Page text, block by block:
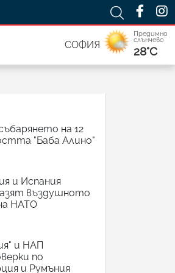
СОФИЯ
Предимно
слънчево
28°C
на 12
"Баба Алино"
и Испания
въздушното
НАТО
и НАП
по
и Румъния